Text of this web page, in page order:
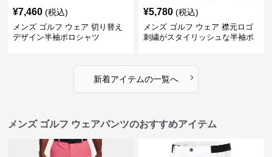
¥7,460 (税込)
メンズ ゴルフ ウェア 切り替え
デザイン半袖ポロシャツ
¥5,780 (税込)
メンズ ゴルフ ウェア 襟元ロゴ
刺繍がスタイリッシュな半袖ポ
新着アイテムの一覧へ ›
メンズ ゴルフ ウェアパンツのおすすめアイテム